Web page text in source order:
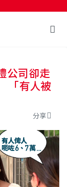
公司卻走
「有人被
分享